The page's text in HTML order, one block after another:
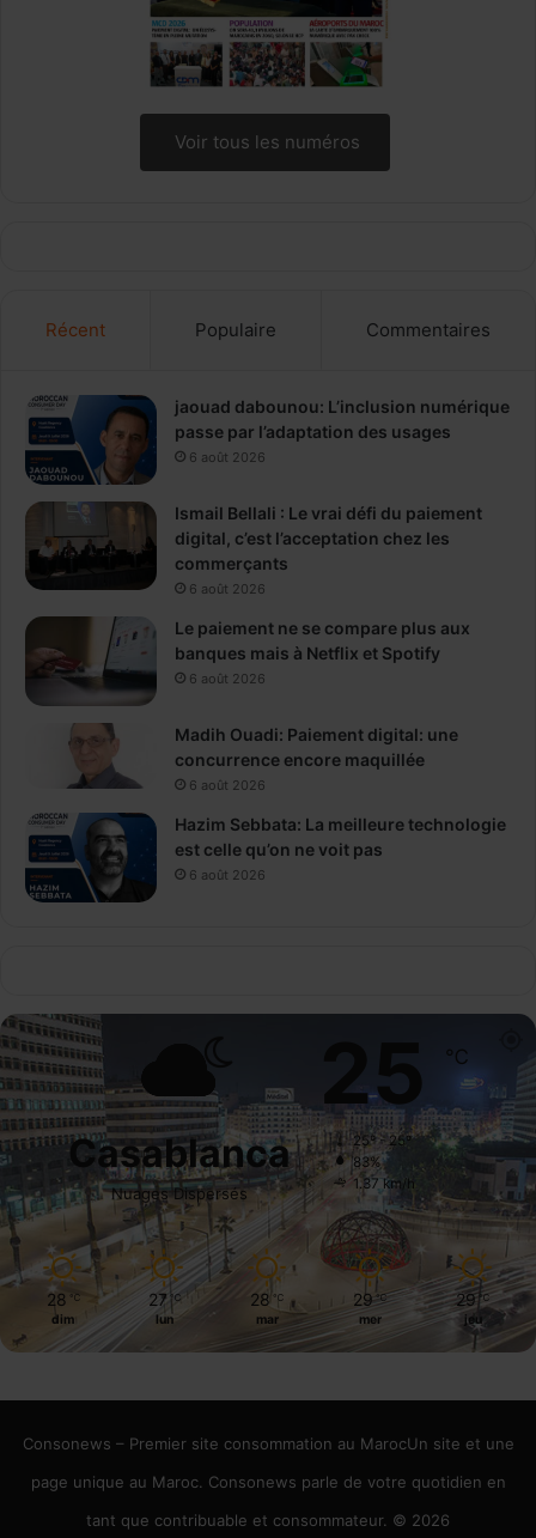
Voir tous les numéros
Récent Populaire Commentaires
jaouad dabounou: L’inclusion numérique
passe par l’adaptation des usages
6 août 2026
Ismail Bellali : Le vrai défi du paiement
digital, c’est l’acceptation chez les
commerçants
6 août 2026
Le paiement ne se compare plus aux
banques mais à Netflix et Spotify
6 août 2026
Madih Ouadi: Paiement digital: une
concurrence encore maquillée
6 août 2026
Hazim Sebbata: La meilleure technologie
est celle qu’on ne voit pas
6 août 2026
Casablanca
Nuages Dispersés
25 ℃
25º - 25º
83%
1.37 km/h
28 ℃
dim
27 ℃
lun
28 ℃
mar
29 ℃
mer
29 ℃
jeu
Consonews – Premier site consommation au MarocUn site et une
page unique au Maroc. Consonews parle de votre quotidien en
tant que contribuable et consommateur. © 2026